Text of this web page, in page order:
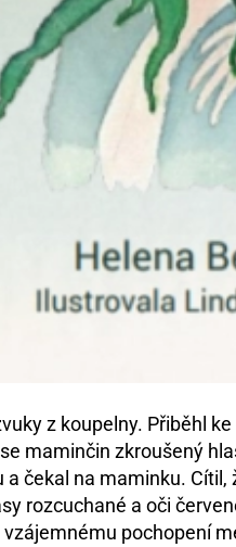
z koupelny. Přiběhl
maminčin zkroušený
čekal na maminku.
rozcuchané a oči
pochopení